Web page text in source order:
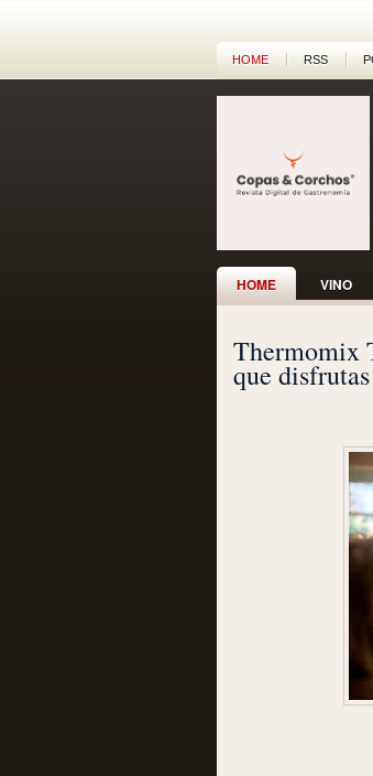
HOME RSS
HOME VINO
Thermomix
que